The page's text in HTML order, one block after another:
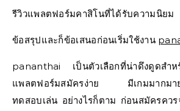
รีวิวแพลตฟอร์มคาสิโนที่ได้รับความนิยม
ข้อสรุปและก็ข้อเสนอก่อนเริ่มใช้งาน
pananthai เป็นตัวเลือกที่น่าดึงดูดสำห
แพลตฟอร์มสมัครง่าย มีเกมมากมาย
ทดสอบเล่น อย่างไรก็ตาม ก่อนสมัครคว